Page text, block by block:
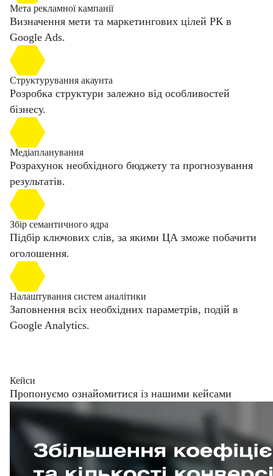
Мета рекламної кампанії
Визначення мети та маркетингових цілей РК в
Google Ads.
Структурування акаунта
Розробка структури залежно від особливостей
бізнесу.
Медіапланування
Розрахунок необхідного бюджету та прогнозування
результатів.
Збір семантичного ядра
Підбір ключових слів, за якими ЦА зможе побачити
оголошення.
Налаштування систем аналітики
Заповнення всіх необхідних параметрів, подій в
Google Analytics.
Кейси
Пропонуємо ознайомитися із нашими кейсами